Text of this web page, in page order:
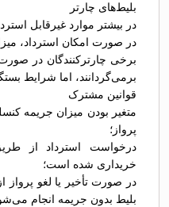
بلیط‌های چارتر
در بیشتر موارد غیرقابل
در صورت امکان استرداد،
برخی چارترکنندگان در
برمی‌گردانند، اما شرایط
قوانین مشترک
متغیر بودن میزان جریمه
پرواز؛
درخواست استرداد از
خریداری شده است؛
در صورت تأخیر یا لغو پرواز
بلیط بدون جریمه انجام